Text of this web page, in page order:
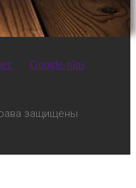
Google-plus
защищены